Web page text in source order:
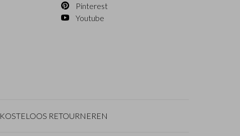
Pinterest
Youtube
KOSTELOOS RETOURNEREN